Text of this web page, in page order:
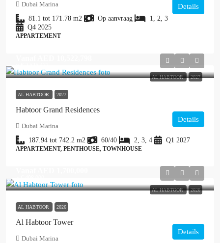
Dubai Marina
81.1 tot 171.78 m2 Op aanvraag
1, 2, 3
Q4 2025
APPARTEMENT
Details
AL HABTOOR 2027
AL HABTOOR 2027
Habtoor Grand Residences
Dubai Marina
187.94 tot 742.2 m2 60/40 2, 3, 4 Q1 2027
APPARTEMENT, PENTHOUSE, TOWNHOUSE
Details
AL HABTOOR 2026
AL HABTOOR 2026
Al Habtoor Tower
Dubai Marina
Details